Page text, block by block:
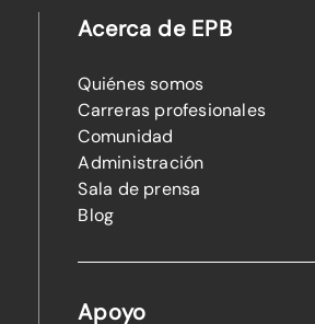
Acerca de EPB
Quiénes somos
Carreras profesionales
Comunidad
Administración
Sala de prensa
Blog
Apoyo